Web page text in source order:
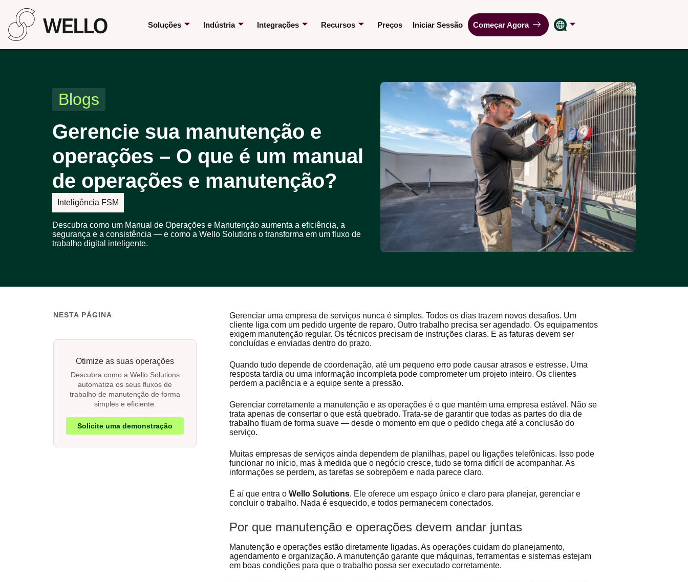
Soluções Indústria Integrações Recursos Preços Iniciar Sessão Começar Agora
Blogs
Gerencie sua manutenção e
operações – O que é um manual
de operações e manutenção?
Inteligência FSM
Descubra como um Manual de Operações e Manutenção aumenta a eficiência, a
segurança e a consistência — e como a Wello Solutions o transforma em um fluxo de
trabalho digital inteligente.
NESTA PÁGINA
Otimize as suas operações
Descubra como a Wello Solutions
automatiza os seus fluxos de
trabalho de manutenção de forma
simples e eficiente.
Solicite uma demonstração
Gerenciar uma empresa de serviços nunca é simples. Todos os dias trazem novos desafios. Um
cliente liga com um pedido urgente de reparo. Outro trabalho precisa ser agendado. Os equipamentos
exigem manutenção regular. Os técnicos precisam de instruções claras. E as faturas devem ser
concluídas e enviadas dentro do prazo.
Quando tudo depende de coordenação, até um pequeno erro pode causar atrasos e estresse. Uma
resposta tardia ou uma informação incompleta pode comprometer um projeto inteiro. Os clientes
perdem a paciência e a equipe sente a pressão.
Gerenciar corretamente a manutenção e as operações é o que mantém uma empresa estável. Não se
trata apenas de consertar o que está quebrado. Trata-se de garantir que todas as partes do dia de
trabalho fluam de forma suave — desde o momento em que o pedido chega até a conclusão do
serviço.
Muitas empresas de serviços ainda dependem de planilhas, papel ou ligações telefônicas. Isso pode
funcionar no início, mas à medida que o negócio cresce, tudo se torna difícil de acompanhar. As
informações se perdem, as tarefas se sobrepõem e nada parece claro.
É aí que entra o Wello Solutions. Ele oferece um espaço único e claro para planejar, gerenciar e
concluir o trabalho. Nada é esquecido, e todos permanecem conectados.
Por que manutenção e operações devem andar juntas
Manutenção e operações estão diretamente ligadas. As operações cuidam do planejamento,
agendamento e organização. A manutenção garante que máquinas, ferramentas e sistemas estejam
em boas condições para que o trabalho possa ser executado corretamente.